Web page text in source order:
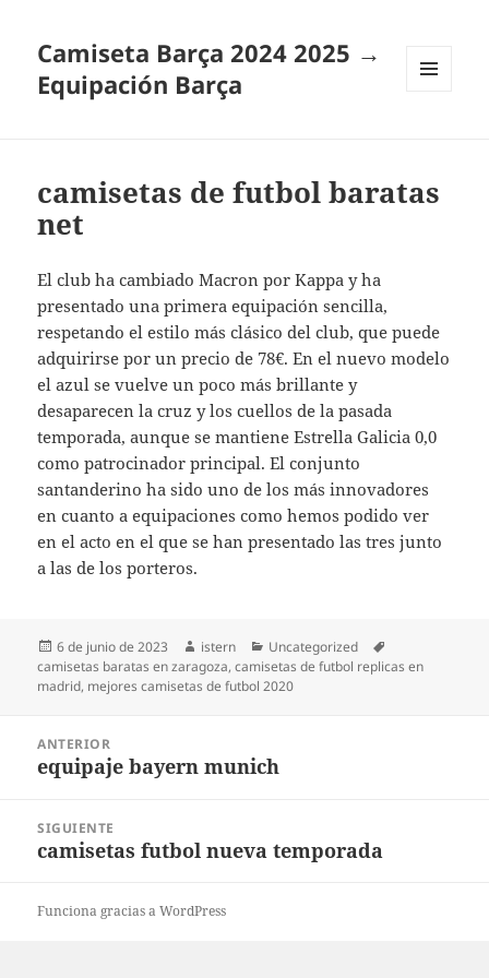
Camiseta Barça 2024 2025 →
Equipación Barça
camisetas de futbol baratas
net
El club ha cambiado Macron por Kappa y ha
presentado una primera equipación sencilla,
respetando el estilo más clásico del club, que puede
adquirirse por un precio de 78€. En el nuevo modelo
el azul se vuelve un poco más brillante y
desaparecen la cruz y los cuellos de la pasada
temporada, aunque se mantiene Estrella Galicia 0,0
como patrocinador principal. El conjunto
santanderino ha sido uno de los más innovadores
en cuanto a equipaciones como hemos podido ver
en el acto en el que se han presentado las tres junto
a las de los porteros.
Publicado
el
6 de junio de 2023 Autor
istern Categorías
Uncategorized
camisetas baratas en zaragoza,camisetas de futbol replicas en
madrid, mejores camisetas de futbol 2020
entradas
ANTERIOR
Entrada
equipaje bayern munich
SIGUIENTE
Entrada
camisetas futbol nueva temporada
Funciona gracias a WordPress